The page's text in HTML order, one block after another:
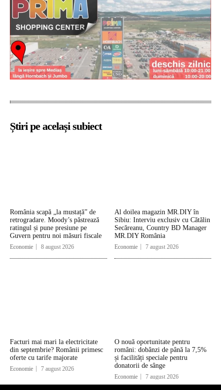
Știri pe același subiect
România scapă „la mustață” de
retrogradare. Moody’s păstrează
ratingul și pune presiune pe
Guvern pentru noi măsuri fiscale
Economie 8 august 2026
Al doilea magazin MR.DIY în
Sibiu: Interviu exclusiv cu Cătălin
Secăreanu, Country BD Manager
MR.DIY România
Economie 7 august 2026
Facturi mai mari la electricitate
din septembrie? Românii primesc
oferte cu tarife majorate
Economie 7 august 2026
O nouă oportunitate pentru
români: dobânzi de până la 7,5%
și facilități speciale pentru
donatorii de sânge
Economie 7 august 2026